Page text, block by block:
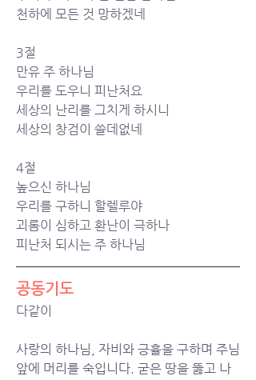
천하에 모든 것 망하겠네
3절
만유 주 하나님
우리를 도우니 피난처요
세상의 난리를 그치게 하시니
세상의 창검이 쓸데없네
4절
높으신 하나님
우리를 구하니 할렐루야
괴롬이 심하고 환난이 극하나
피난처 되시는 주 하나님
공동기도
다같이
사랑의 하나님, 자비와 긍휼을 구하며 주님
앞에 머리를 숙입니다. 굳은 땅을 뚫고 나